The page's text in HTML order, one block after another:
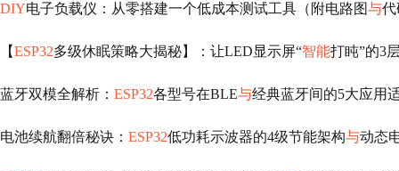
DIY电子负载仪：从零搭建一个低成本测试工具（附电路图与代
【ESP32多级休眠策略大揭秘】：让LED显示屏“智能打盹”的3
蓝牙双模全解析： ESP32各型号在BLE与经典蓝牙间的5大应用
电池续航翻倍秘诀： ESP32低功耗示波器的4级节能架构与动态